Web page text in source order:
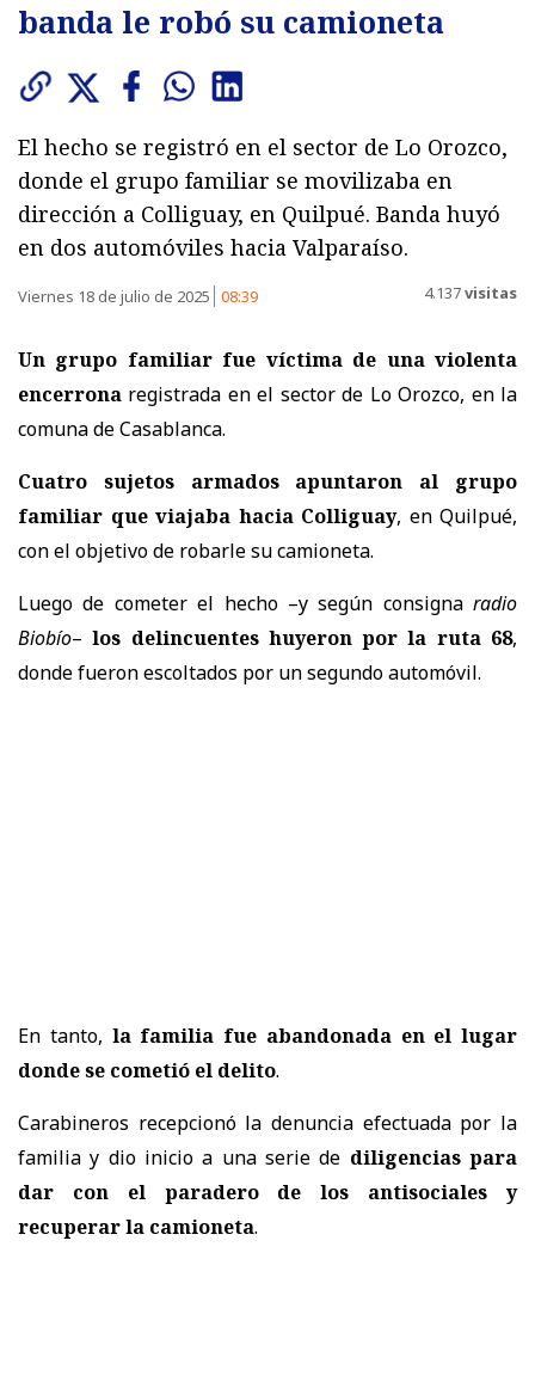
banda le robó su camioneta
El hecho se registró en el sector de Lo Orozco,
donde el grupo familiar se movilizaba en
dirección a Colliguay, en Quilpué. Banda huyó
en dos automóviles hacia Valparaíso.
Viernes 18 de julio de 2025 08:39 4.137visitas
Un grupo familiar fue víctima de una violenta
encerrona registrada en el sector de Lo Orozco, en la
comuna de Casablanca.
Cuatro sujetos armados apuntaron al grupo
familiar que viajaba hacia Colliguay, en Quilpué,
con el objetivo de robarle su camioneta.
Luego de cometer el hecho –y según consigna radio
Biobío–los delincuentes huyeron por la ruta 68,
donde fueron escoltados por un segundo automóvil.
En tanto, la familia fue abandonada en el lugar
donde se cometió el delito.
Carabineros recepcionó la denuncia efectuada por la
familia y dio inicio a una serie de diligencias para
dar con el paradero de los antisociales y
recuperar la camioneta.